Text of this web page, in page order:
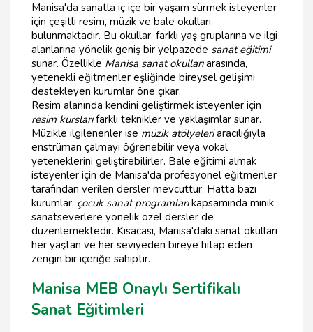
Manisa'da sanatla iç içe bir yaşam sürmek isteyenler
için çeşitli resim, müzik ve bale okulları
bulunmaktadır. Bu okullar, farklı yaş gruplarına ve ilgi
alanlarına yönelik geniş bir yelpazede sanat eğitimi
sunar. Özellikle Manisa sanat okullarıarasında,
yetenekli eğitmenler eşliğinde bireysel gelişimi
destekleyen kurumlar öne çıkar.
Resim alanında kendini geliştirmek isteyenler için
resim kurslarıfarklı teknikler ve yaklaşımlar sunar.
Müzikle ilgilenenler ise müzik atölyeleriaracılığıyla
enstrüman çalmayı öğrenebilir veya vokal
yeteneklerini geliştirebilirler. Bale eğitimi almak
isteyenler için de Manisa'da profesyonel eğitmenler
tarafından verilen dersler mevcuttur. Hatta bazı
kurumlar, çocuk sanat programlarıkapsamında minik
sanatseverlere yönelik özel dersler de
düzenlemektedir. Kısacası, Manisa'daki sanat okulları
her yaştan ve her seviyeden bireye hitap eden
zengin bir içeriğe sahiptir.
Manisa MEB Onaylı Sertifikalı
Sanat Eğitimleri